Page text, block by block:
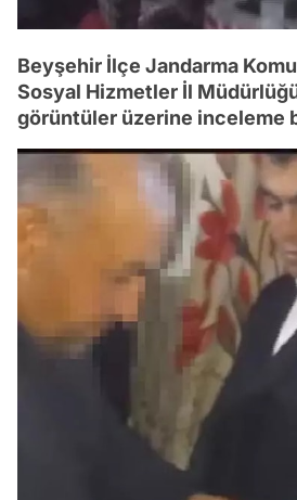
Beyşehir İlçe Jandarma
Sosyal Hizmetler İl
görüntüler üzerine inceleme